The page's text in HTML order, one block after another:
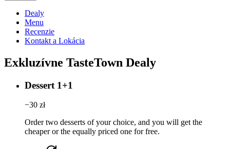
Dealy
Menu
Recenzie
Kontakt a Lokácia
Exkluzívne TasteTown Dealy
Dessert 1+1
−30 zł
Order two desserts of your choice, and you will get the
cheaper or the equally priced one for free.